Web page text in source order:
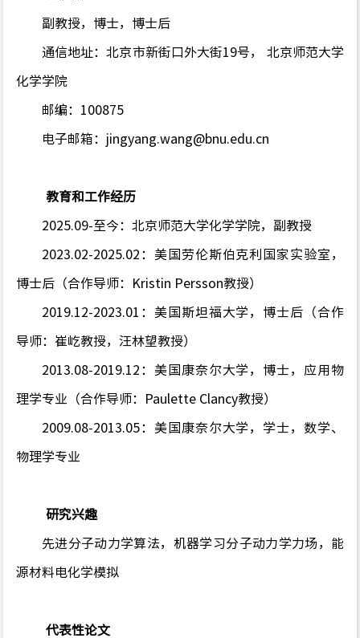
副教授，博士，博士后
通信地址：北京市新街口外大街19号， 北京师范大学
化学学院
邮编： 100875
电子邮箱： jingyang.wang@bnu.edu.cn
教育和工作经历
2025.09-至今：北京师范大学化学学院，副教授
2023.02-2025.02 ：美国劳伦斯伯克利国家实验室，
博士后（合作导师： Kristin Persson教授）
2019.12-2023.01 ：美国斯坦福大学，博士后（合作
导师：崔屹教授，汪林望教授）
2013.08-2019.12 ：美国康奈尔大学，博士，应用物
理学专业（合作导师： Paulette Clancy教授）
2009.08-2013.05：美国康奈尔大学，学士，数学、
物理学专业
研究兴趣
先进分子动力学算法，机器学习分子动力学力场，能
源材料电化学模拟
代表性论文